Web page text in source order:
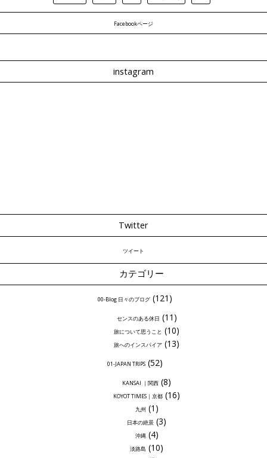
Facebookページ
instagram
Twitter
ツイート
カテゴリー
00-Blog 日々のブログ(121)
センスのある休日 (11)
旅について思うこと (10)
旅へのインスパイア (13)
01-JAPAN TRIPS(52)
KANSAI ｜関西 (8)
KOYOT TIMES｜京都 (16)
九州 (1)
日本の絶景 (3)
沖縄(4)
淡路島 (10)